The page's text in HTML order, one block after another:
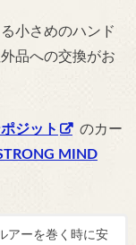
小さめのハンド
品への交換がお
ジット
のカー
MIND
アーを巻く時に安